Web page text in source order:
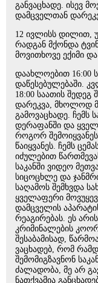
განვაცხადე. ისევ
დამცველთან
12 ივლისს დილით,
რადგან მქონდა
მოვითხოვე ექიმი
დაახლოებით 16:00
დაწესებულებაში.
18:00 საათის
დარეკვა, მხოლოდ
გამოვაცხადე. ჩემს
დერაფანში და
როგორ
წაიყვანეს. ჩემს
იძულებით
საკანში ვიდეო
სიცოცხლე და
საღამოს შემხვდა
ყველაფერი
დამცველის
რეაგირებას. ეს
კრიმინალების
შესაბამისად,
ვაცხადებ, რომ
შემომიგზავნონ
ძალადობა, მე არ
ნათქვამია